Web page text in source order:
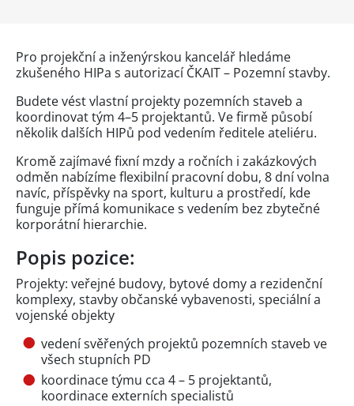
Pro projekční a inženýrskou kancelář hledáme
zkušeného HIPa s autorizací ČKAIT – Pozemní stavby.
Budete vést vlastní projekty pozemních staveb a
koordinovat tým 4–5 projektantů. Ve firmě působí
několik dalších HIPů pod vedením ředitele ateliéru.
Kromě zajímavé fixní mzdy a ročních i zakázkových
odměn nabízíme flexibilní pracovní dobu, 8 dní volna
navíc, příspěvky na sport, kulturu a prostředí, kde
funguje přímá komunikace s vedením bez zbytečné
korporátní hierarchie.
Popis pozice:
Projekty: veřejné budovy, bytové domy a rezidenční
komplexy, stavby občanské vybavenosti, speciální a
vojenské objekty
vedení svěřených projektů pozemních staveb ve
všech stupních PD
koordinace týmu cca 4 – 5 projektantů,
koordinace externích specialistů